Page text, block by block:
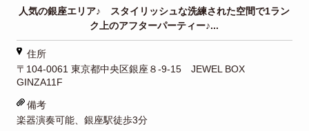
人気の銀座エリア♪ スタイリッシュな洗練された空間で1ラン
ク上のアフターパーティー♪...
住所
〒104-0061 東京都中央区銀座８-9-15 JEWEL BOX
GINZA11F
備考
楽器演奏可能、銀座駅徒歩3分